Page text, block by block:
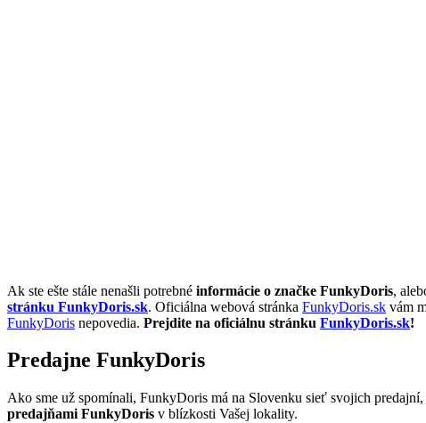
Ak ste ešte stále nenašli potrebné informácie o značke FunkyDoris,
stránku FunkyDoris.sk. Oficiálna webová stránka FunkyDoris.sk vám
FunkyDoris nepovedia. Prejdite na oficiálnu stránku FunkyDoris.sk!
Predajne FunkyDoris
Ako sme už spomínali, FunkyDoris má na Slovenku sieť svojich
predajňami FunkyDoris v blízkosti Vašej lokality.